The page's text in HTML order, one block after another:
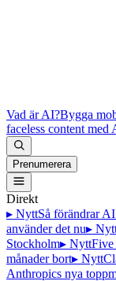
Vad är AI?Bygga
faceless content med
Prenumerera
Direkt
▸ NyttSå förändrar
använder det nu▸
Stockholm▸ NyttFive
månader bort▸ Nytt
Anthropics nya